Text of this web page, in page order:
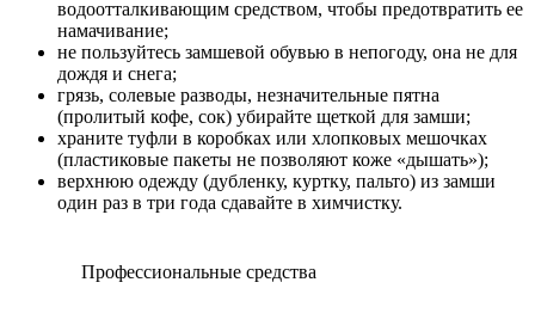
водоотталкивающим средством, чтобы предотвратить ее
намачивание;
не пользуйтесь замшевой обувью в непогоду, она не для
дождя и снега;
грязь, солевые разводы, незначительные пятна
(пролитый кофе, сок) убирайте щеткой для замши;
храните туфли в коробках или хлопковых мешочках
(пластиковые пакеты не позволяют коже «дышать»);
верхнюю одежду (дубленку, куртку, пальто) из замши
один раз в три года сдавайте в химчистку.
Профессиональные средства